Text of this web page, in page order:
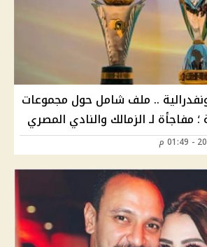
.. ملف شامل حول مجموعات
مفاجأة لـ الزمالك والنادي المصري